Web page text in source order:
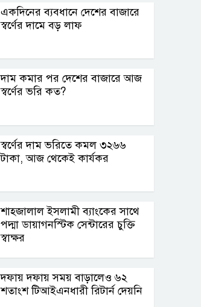
একদিনের ব্যবধানে দেশের বাজারে
স্বর্ণের দামে বড় লাফ
দাম কমার পর দেশের বাজারে আজ
স্বর্ণের ভরি কত?
স্বর্ণের দাম ভরিতে কমল ৩২৬৬
টাকা, আজ থেকেই কার্যকর
শাহ্জালাল ইসলামী ব্যাংকের সাথে
পদ্মা ডায়াগনস্টিক সেন্টারের চুক্তি
স্বাক্ষর
দফায় দফায় সময় বাড়ালেও ৬২
শতাংশ টিআইএনধারী রিটার্ন দেয়নি